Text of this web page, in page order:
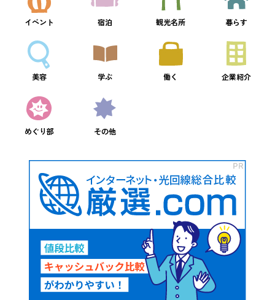
イベント 宿泊 観光名所 暮らす
美容 学ぶ 働く 企業紹介
めぐり部 その他